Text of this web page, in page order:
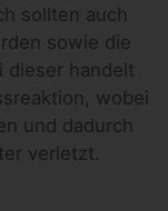
sollten auch
sowie die
dieser handelt
wobei
und dadurch
verletzt.